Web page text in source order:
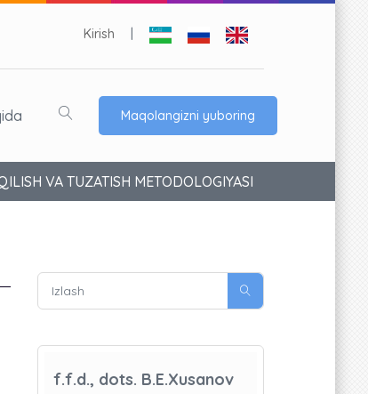
Kirish
Maqolangizni yuboring
VA TUZATISH METODOLOGIYASI
f.f.d., dots. B.E.Xusanov